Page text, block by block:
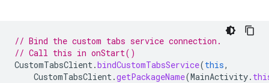
// Bind the custom tabs service connection.
// Call this in onStart()
CustomTabsClient.bindCustomTabsService(this,
CustomTabsClient.getPackageName(MainActivity.